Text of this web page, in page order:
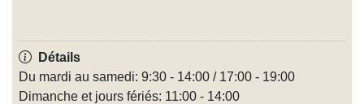
Détails
Du mardi au samedi: 9:30 - 14:00 / 17:00 - 19:00
Dimanche et jours fériés: 11:00 - 14:00